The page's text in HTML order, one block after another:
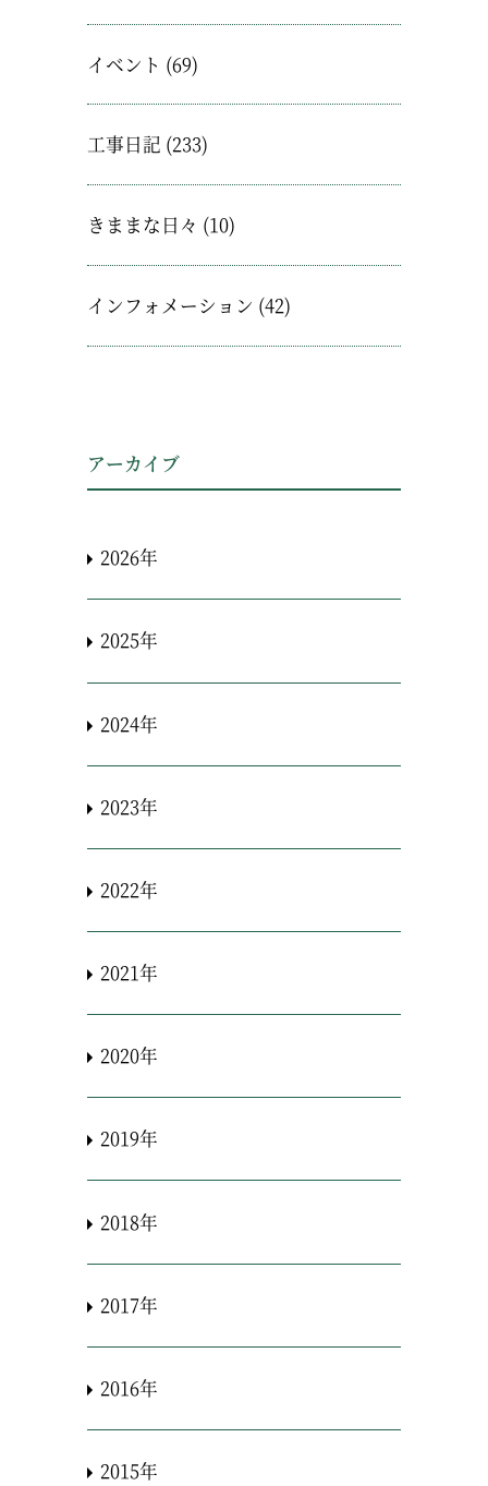
イベント (69)
工事日記 (233)
きままな日々 (10)
インフォメーション (42)
アーカイブ
2026年
2025年
2024年
2023年
2022年
2021年
2020年
2019年
2018年
2017年
2016年
2015年